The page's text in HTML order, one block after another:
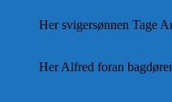
Her svigersønnen Tage
Her Alfred foran